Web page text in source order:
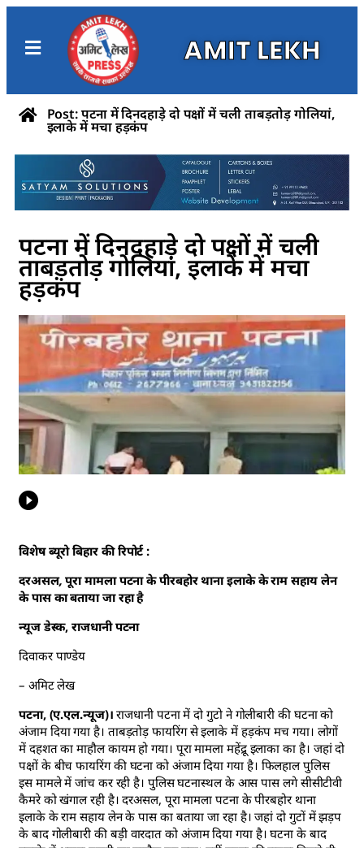
AMIT LEKH
Post: पटना में दिनदहाड़े दो पक्षों में चली ताबड़तोड़ गोलियां,
इलाके में मचा हड़कंप
पटना में दिनदहाड़े दो पक्षों में चली
ताबड़तोड़ गोलियां, इलाके में मचा
हड़कंप
विशेष ब्यूरो बिहार की रिपोर्ट :
दरअसल, पूरा मामला पटना के पीरबहोर थाना इलाके के राम सहाय लेन
के पास का बताया जा रहा है
न्यूज डेस्क, राजधानी पटना
दिवाकर पाण्डेय
– अमिट लेख
पटना, (ए.एल.न्यूज)। राजधानी पटना में दो गुटो ने गोलीबारी की घटना को
अंजाम दिया गया है। ताबड़तोड़ फायरिंग से इलाके में हड़कंप मच गया। लोगों
में दहशत का माहौल कायम हो गया। पूरा मामला महेंद्रू इलाका का है। जहां दो
पक्षों के बीच फायरिंग की घटना को अंजाम दिया गया है। फिलहाल पुलिस
इस मामले में जांच कर रही है। पुलिस घटनास्थल के आस पास लगे सीसीटीवी
कैमरे को खंगाल रही है। दरअसल, पूरा मामला पटना के पीरबहोर थाना
इलाके के राम सहाय लेन के पास का बताया जा रहा है। जहां दो गुटों में झड़प
के बाद गोलीबारी की बड़ी वारदात को अंजाम दिया गया है। घटना के बाद